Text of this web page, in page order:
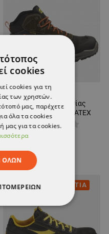
Παπούτσια εργασίας
DIADORA SPORT DIATEX
BLACK/GREEN MID S7S
ΤΕΛΕΥΤΑΙΑ ΚΟΜΜΑΤΙΑ
cookies
cookies για τη
των χρηστών.
μας, παρέχετε
όλα τα cookies
μας για τα cookies.
ΌΛΩΝ